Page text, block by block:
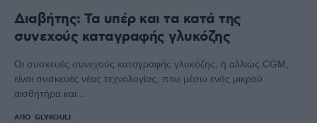
Διαβήτης: Τα υπέρ και τα κατά της
συνεχούς καταγραφής γλυκόζης
Οι συσκευές συνεχούς καταγραφής γλυκόζης, ή αλλιώς CGM,
είναι συσκευές νέας τεχνολογίας, που μέσω ενός μικρού
αισθητήρα και…
ΑΠΌ GLYKOULI